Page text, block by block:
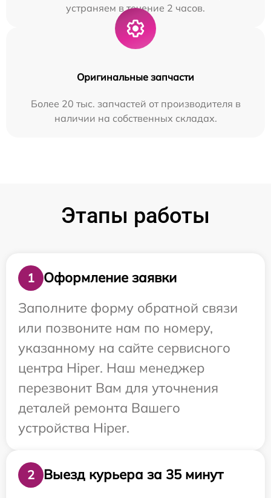
устраняем в течение 2 часов.
Оригинальные запчасти
Более 20 тыс. запчастей от производителя в
наличии на собственных складах.
Этапы работы
1
Оформление заявки
Заполните форму обратной связи
или позвоните нам по номеру,
указанному на сайте сервисного
центра Hiper. Наш менеджер
перезвонит Вам для уточнения
деталей ремонта Вашего
устройства Hiper.
2
Выезд курьера за 35 минут